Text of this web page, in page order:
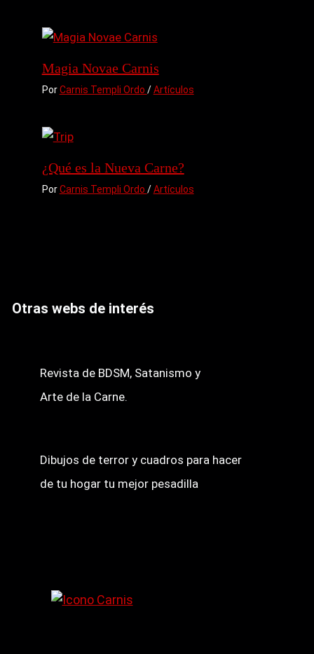
Otras webs de interés
Revista de BDSM, Satanismo y
Arte de la Carne.
Dibujos de terror y cuadros para hacer
de tu hogar tu mejor pesadilla
Magia Novae Carnis
PorCarnis Templi Ordo /Artículos
¿Qué es la Nueva Carne?
PorCarnis Templi Ordo /Artículos